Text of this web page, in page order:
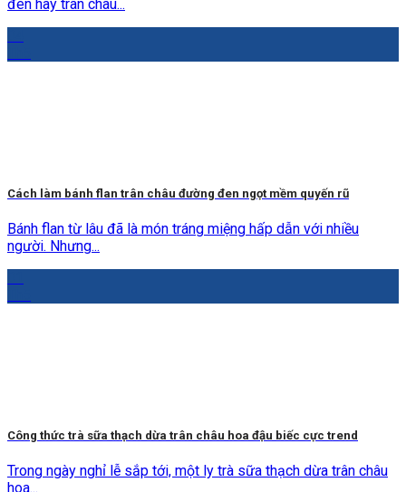
đen hay trân châu...
Cách làm bánh flan trân châu đường đen ngọt mềm quyến rũ
Bánh flan từ lâu đã là món tráng miệng hấp dẫn với nhiều
người. Nhưng...
Công thức trà sữa thạch dừa trân châu hoa đậu biếc cực trend
Trong ngày nghỉ lễ sắp tới, một ly trà sữa thạch dừa trân châu
hoa...